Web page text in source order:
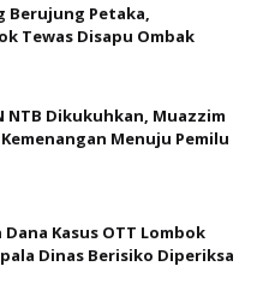
Berujung Petaka,
Tewas Disapu Ombak
NTB Dikukuhkan, Muazzim
Menuju Pemilu
Dana Kasus OTT Lombok
Dinas Berisiko Diperiksa